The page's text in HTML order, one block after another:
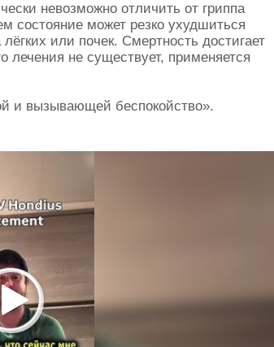
невозможно отличить от гриппа
состояние может резко ухудшиться
или почек. Смертность достигает
лечения не существует, применяется
и вызывающей беспокойство».